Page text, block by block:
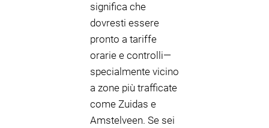
significa che
dovresti essere
pronto a tariffe
orarie e controlli—
specialmente vicino
a zone più trafficate
come Zuidas e
Amstelveen. Se sei